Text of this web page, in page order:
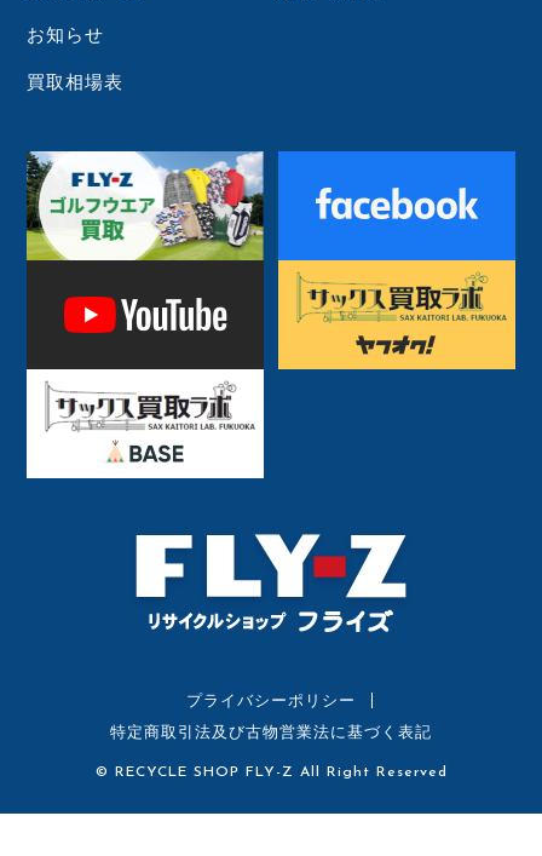
お知らせ
買取相場表
プライバシーポリシー
特定商取引法及び古物営業法に基づく表記
© RECYCLE SHOP FLY-Z All Right Reserved